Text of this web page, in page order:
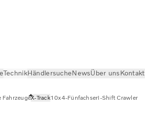
TechnikHändlersucheNewsÜber unsKontakt
X-Track10x4-FünfachserI-Shift Crawler